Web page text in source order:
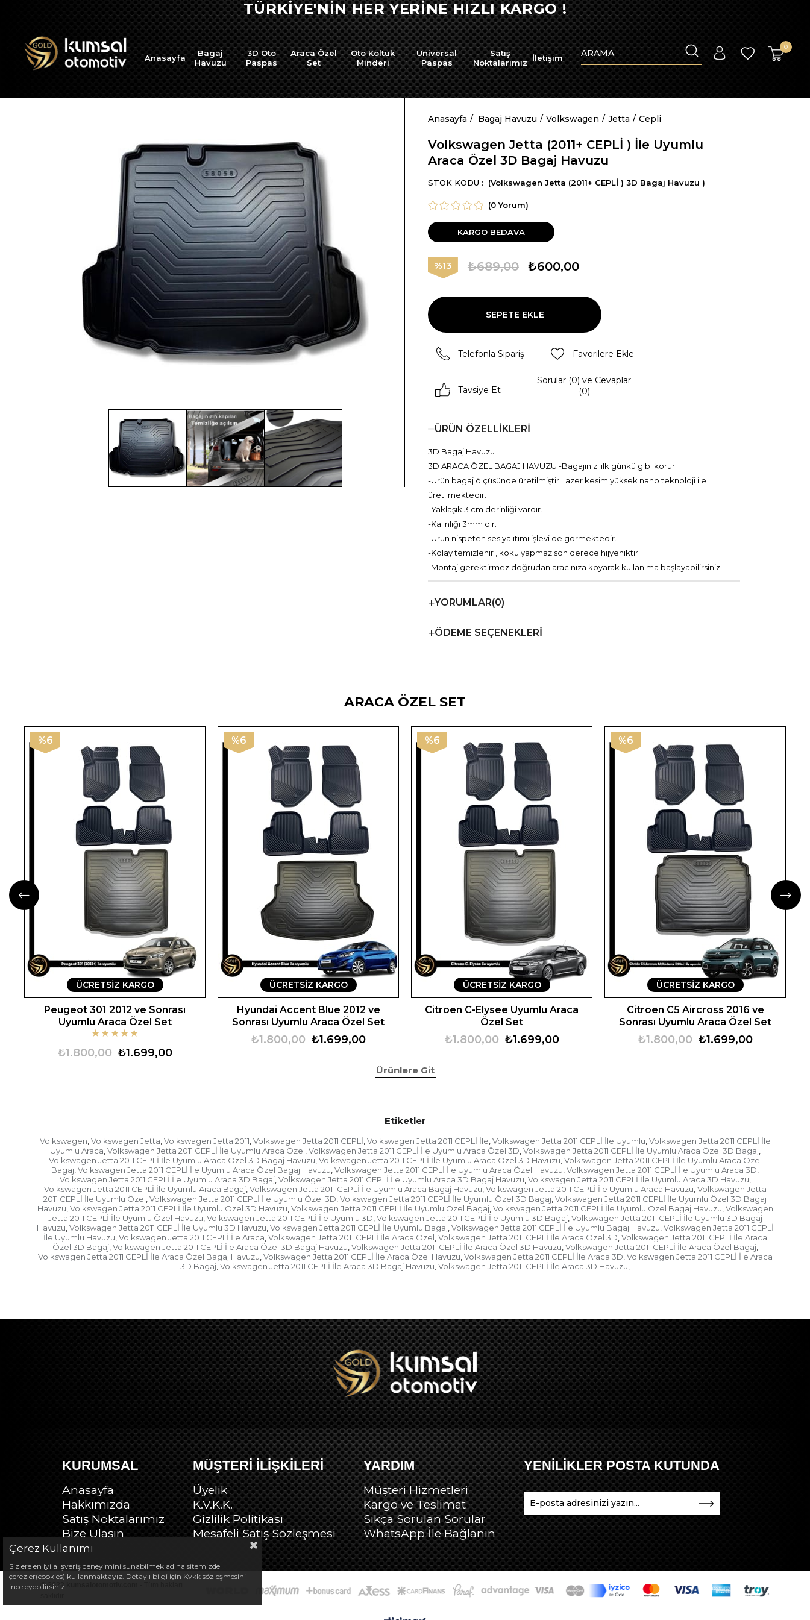
TÜRKİYE'NİN HER YERİNE HIZLI KARGO !
Anasayfa
Bagaj
Havuzu
3D Oto
Paspas
Araca Özel
Set
Oto Koltuk
Minderi
Universal
Paspas
Satış
Noktalarımız İletişim
0
Anasayfa Bagaj Havuzu Volkswagen Jetta Cepli
Volkswagen Jetta (2011+ CEPLİ ) İle Uyumlu
Araca Özel 3D Bagaj Havuzu
STOK KODU (Volkswagen Jetta (2011+ CEPLİ ) 3D Bagaj Havuzu )
(0 Yorum)
KARGO BEDAVA
13 ₺689,00 ₺600,00
Telefonla Sipariş Favorilere Ekle
Tavsiye Et
Sorular (0) ve Cevaplar
(0)
ÜRÜN ÖZELLIKLERI
3D Bagaj Havuzu
3D ARACA ÖZEL BAGAJ HAVUZU -Bagajınızı ilk günkü gibi korur.
-Ürün bagaj ölçüsünde üretilmiştir.Lazer kesim yüksek nano teknoloji ile
üretilmektedir.
-Yaklaşık 3 cm derinliği vardır.
-Kalınlığı 3mm dir.
-Ürün nispeten ses yalıtımı işlevi de görmektedir.
-Kolay temizlenir , koku yapmaz son derece hijyeniktir.
-Montaj gerektirmez doğrudan aracınıza koyarak kullanıma başlayabilirsiniz.
YORUMLAR(0)
ÖDEME SEÇENEKLERI
ARACA ÖZEL SET
Peugeot 301 2012 ve Sonrası
Uyumlu Araca Özel Set
★★★★★
₺1.699,00
₺1.800,00
%6
ÜCRETSIZ KARGO
Hyundai Accent Blue 2012 ve
Sonrası Uyumlu Araca Özel Set
₺1.699,00
₺1.800,00
%6
ÜCRETSIZ KARGO
Citroen C-Elysee Uyumlu Araca
Özel Set
₺1.699,00
₺1.800,00
%6
ÜCRETSIZ KARGO
Citroen C5 Aircross 2016 ve
Sonrası Uyumlu Araca Özel Set
₺1.699,00
₺1.800,00
%6
ÜCRETSIZ KARGO
Ürünlere Git
Etiketler
Volkswagen Volkswagen Jetta Volkswagen Jetta 2011 Volkswagen Jetta 2011 CEPLİ Volkswagen Jetta 2011 CEPLİ İle Volkswagen Jetta 2011 CEPLİ İle Uyumlu Volkswagen Jetta 2011 CEPLİ İle
Uyumlu Araca Volkswagen Jetta 2011 CEPLİ İle Uyumlu Araca Özel Volkswagen Jetta 2011 CEPLİ İle Uyumlu Araca Özel 3D Volkswagen Jetta 2011 CEPLİ İle Uyumlu Araca Özel 3D Bagaj,
Volkswagen Jetta 2011 CEPLİ İle Uyumlu Araca Özel 3D Bagaj Havuzu Volkswagen Jetta 2011 CEPLİ İle Uyumlu Araca Özel 3D Havuzu Volkswagen Jetta 2011 CEPLİ İle Uyumlu Araca Özel
Bagaj Volkswagen Jetta 2011 CEPLİ İle Uyumlu Araca Özel Bagaj Havuzu Volkswagen Jetta 2011 CEPLİ İle Uyumlu Araca Özel Havuzu Volkswagen Jetta 2011 CEPLİ İle Uyumlu Araca 3D
Volkswagen Jetta 2011 CEPLİ İle Uyumlu Araca 3D Bagaj, Volkswagen Jetta 2011 CEPLİ İle Uyumlu Araca 3D Bagaj Havuzu Volkswagen Jetta 2011 CEPLİ İle Uyumlu Araca 3D Havuzu
Volkswagen Jetta 2011 CEPLİ İle Uyumlu Araca Bagaj, Volkswagen Jetta 2011 CEPLİ İle Uyumlu Araca Bagaj Havuzu Volkswagen Jetta 2011 CEPLİ İle Uyumlu Araca Havuzu Volkswagen Jetta
2011 CEPLİ İle Uyumlu Özel Volkswagen Jetta 2011 CEPLİ İle Uyumlu Özel 3D Volkswagen Jetta 2011 CEPLİ İle Uyumlu Özel 3D Bagaj Volkswagen Jetta 2011 CEPLİ İle Uyumlu Özel 3D Bagaj
Havuzu Volkswagen Jetta 2011 CEPLİ İle Uyumlu Özel 3D Havuzu Volkswagen Jetta 2011 CEPLİ İle Uyumlu Özel Bagaj, Volkswagen Jetta 2011 CEPLİ İle Uyumlu Özel Bagaj Havuzu Volkswagen
Jetta 2011 CEPLİ İle Uyumlu Özel Havuzu Volkswagen Jetta 2011 CEPLİ İle Uyumlu 3D Volkswagen Jetta 2011 CEPLİ İle Uyumlu 3D Bagaj, Volkswagen Jetta 2011 CEPLİ İle Uyumlu 3D Bagaj
Havuzu Volkswagen Jetta 2011 CEPLİ İle Uyumlu 3D Havuzu Volkswagen Jetta 2011 CEPLİ İle Uyumlu Bagaj, Volkswagen Jetta 2011 CEPLİ İle Uyumlu Bagaj Havuzu Volkswagen Jetta 2011 CEPLİ
İle Uyumlu Havuzu Volkswagen Jetta 2011 CEPLİ İle Araca Volkswagen Jetta 2011 CEPLİ İle Araca Özel Volkswagen Jetta 2011 CEPLİ İle Araca Özel 3D Volkswagen Jetta 2011 CEPLİ İle Araca
Özel 3D Bagaj, Volkswagen Jetta 2011 CEPLİ İle Araca Özel 3D Bagaj Havuzu Volkswagen Jetta 2011 CEPLİ İle Araca Özel 3D Havuzu Volkswagen Jetta 2011 CEPLİ İle Araca Özel Bagaj,
Volkswagen Jetta 2011 CEPLİ İle Araca Özel Bagaj Havuzu Volkswagen Jetta 2011 CEPLİ İle Araca Özel Havuzu Volkswagen Jetta 2011 CEPLİ İle Araca 3D Volkswagen Jetta 2011 CEPLİ İle Araca
3D Bagaj Volkswagen Jetta 2011 CEPLİ İle Araca 3D Bagaj Havuzu Volkswagen Jetta 2011 CEPLİ İle Araca 3D Havuzu
KURUMSAL
Anasayfa
Hakkımızda
Satış Noktalarımız
Bize Ulaşın
MÜŞTERİ İLİŞKİLERİ
Üyelik
K.V.K.K.
Gizlilik Politikası
Mesafeli Satış Sözleşmesi
YARDIM
Müşteri Hizmetleri
Kargo ve Teslimat
Sıkça Sorulan Sorular
WhatsApp İle Bağlanın
YENİLİKLER POSTA KUTUNDA
© 2022
Çerez Kullanımı
Sizlere en iyi alışveriş deneyimini sunabilmek adına sitemizde
çerezler(cookies) kullanmaktayız. Detaylı bilgi için Kvkk sözleşmesini
inceleyebilirsiniz.